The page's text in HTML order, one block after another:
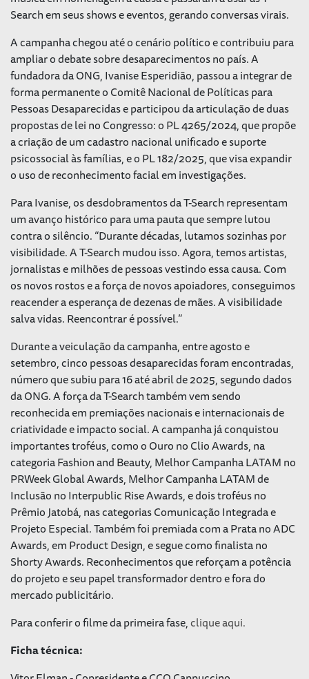
Search em seus shows e eventos, gerando conversas virais.
A campanha chegou até o cenário político e contribuiu para
ampliar o debate sobre desaparecimentos no país. A
fundadora da ONG, Ivanise Esperidião, passou a integrar de
forma permanente o Comitê Nacional de Políticas para
Pessoas Desaparecidas e participou da articulação de duas
propostas de lei no Congresso: o PL 4265/2024, que propõe
a criação de um cadastro nacional unificado e suporte
psicossocial às famílias, e o PL 182/2025, que visa expandir
o uso de reconhecimento facial em investigações.
Para Ivanise, os desdobramentos da T-Search representam
um avanço histórico para uma pauta que sempre lutou
contra o silêncio. “Durante décadas, lutamos sozinhas por
visibilidade. A T-Search mudou isso. Agora, temos artistas,
jornalistas e milhões de pessoas vestindo essa causa. Com
os novos rostos e a força de novos apoiadores, conseguimos
reacender a esperança de dezenas de mães. A visibilidade
salva vidas. Reencontrar é possível.”
Durante a veiculação da campanha, entre agosto e
setembro, cinco pessoas desaparecidas foram encontradas,
número que subiu para 16 até abril de 2025, segundo dados
da ONG. A força da T-Search também vem sendo
reconhecida em premiações nacionais e internacionais de
criatividade e impacto social. A campanha já conquistou
importantes troféus, como o Ouro no Clio Awards, na
categoria Fashion and Beauty, Melhor Campanha LATAM no
PRWeek Global Awards, Melhor Campanha LATAM de
Inclusão no Interpublic Rise Awards, e dois troféus no
Prêmio Jatobá, nas categorias Comunicação Integrada e
Projeto Especial. Também foi premiada com a Prata no ADC
Awards, em Product Design, e segue como finalista no
Shorty Awards. Reconhecimentos que reforçam a potência
do projeto e seu papel transformador dentro e fora do
mercado publicitário.
Para conferir o filme da primeira fase,clique aqui.
Ficha técnica: